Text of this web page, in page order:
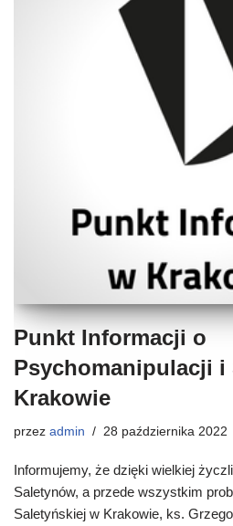
Punkt Informacji o
Psychomanipulacji i
Krakowie
przez admin 28 października 2022
Informujemy, że dzięki wielkiej
Saletynów, a przede wszystkim
Saletyńskiej w Krakowie, ks.